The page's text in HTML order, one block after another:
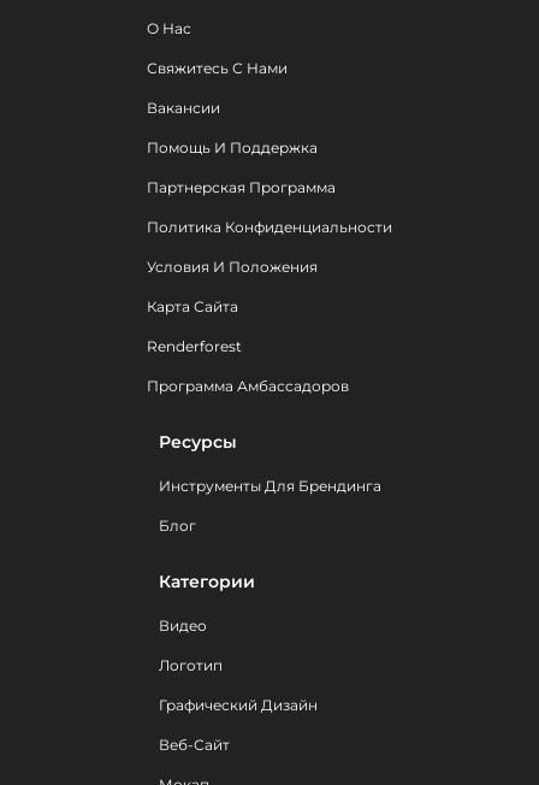
О Нас
Свяжитесь С Нами
Вакансии
Помощь И Поддержка
Партнерская Программа
Политика Конфиденциальности
Условия И Положения
Карта Сайта
Renderforest
Программа Амбассадоров
Ресурсы
Инструменты Для Брендинга
Блог
Категории
Видео
Логотип
Графический Дизайн
Веб-Сайт